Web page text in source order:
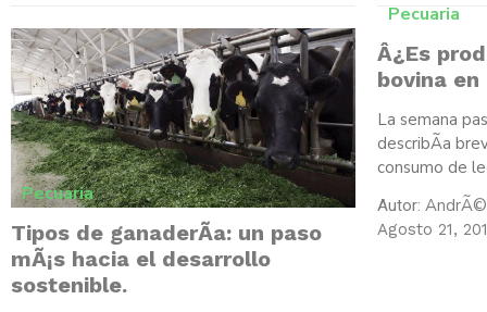
Pecuaria
Tipos de ganaderÃ­a: un paso
mÃ¡s hacia el desarrollo
sostenible.
Pecuaria
Â¿Es
bovina en
La semana
describÃ­a
consumo de
Autor:
Agosto 21,